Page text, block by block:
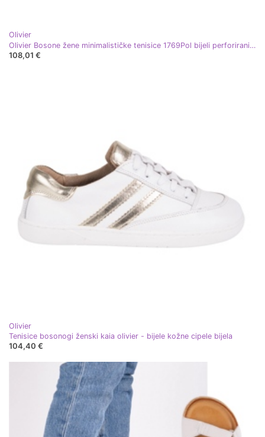
Olivier
Olivier Bosone žene minimalističke tenisice 1769Pol bijeli perforirani bijela
108,01 €
Olivier
Tenisice bosonogi ženski kaia olivier - bijele kožne cipele bijela
104,40 €